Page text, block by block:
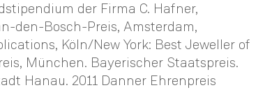
der Firma C. Hafner,
den-Bosch-Preis, Amsterdam,
Köln/New York: Best Jeweller of
München. Bayerischer Staatspreis.
Hanau. 2011 Danner Ehrenpreis